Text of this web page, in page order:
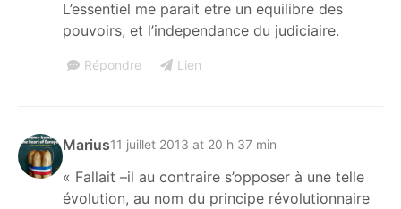
L’essentiel me parait etre un equilibre des
pouvoirs, et l’independance du judiciaire.
Répondre Lien
Marius11 juillet 2013 at 20 h 37 min
« Fallait –il au contraire s’opposer à une telle
évolution, au nom du principe révolutionnaire